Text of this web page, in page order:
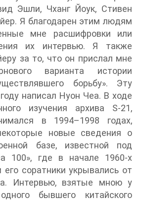
Эшли, Чханг Йоук, Стивен
Я благодарен этим людям
мне расшифровки или
их интервью. Я также
за то, что он прислал мне
варианта истории
борьбу». Эту
написал Нуон Чеа. В ходе
изучения архива S-21,
в 1994–1998 годах,
новые сведения о
базе, известной под
100», где в начале 1960-х
соратники укрывались от
Интервью, взятые мною у
бывшего китайского